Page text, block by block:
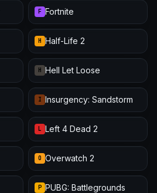
F Fortnite
H Half-Life 2
H Hell Let Loose
I Insurgency: Sandstorm
L Left 4 Dead 2
O Overwatch 2
P PUBG: Battlegrounds